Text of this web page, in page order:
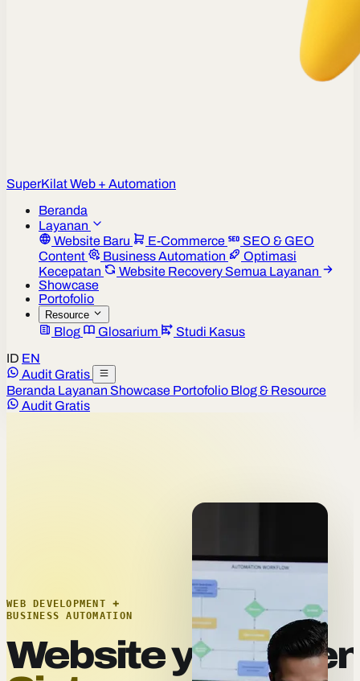
SuperKilatWeb + Automation
Beranda
Layanan
Website Baru
E-Commerce
SEO & GEO
Content
Business Automation
Optimasi
Kecepatan
Website Recovery Semua Layanan
Showcase
Portofolio
Resource
Blog Glosarium
Studi Kasus
ID EN
Audit Gratis
Beranda Layanan Showcase Portofolio Blog & Resource
Audit Gratis
WEB DEVELOPMENT +
BUSINESS AUTOMATION
Website yang